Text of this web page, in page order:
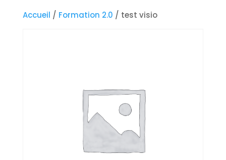
Accueil / Formation 2.0 / test visio